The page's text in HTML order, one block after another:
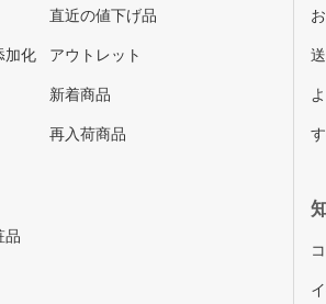
加化
品
直近の値下げ品
アウトレット
新着商品
再入荷商品